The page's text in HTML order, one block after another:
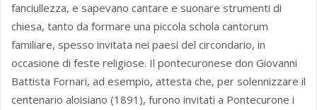
fanciullezza, e sapevano cantare e suonare strumenti di
chiesa, tanto da formare una piccola schola cantorum
familiare, spesso invitata nei paesi del circondario, in
occasione di feste religiose. Il pontecuronese don Giovanni
Battista Fornari, ad esempio, attesta che, per solennizzare il
centenario aloisiano (1891), furono invitati a Pontecurone i